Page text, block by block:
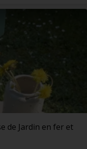
de Jardin en fer et